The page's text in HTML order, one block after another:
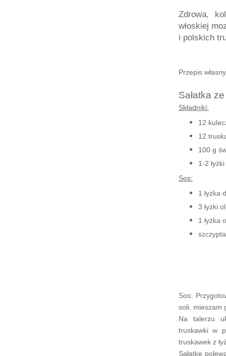
Zdrowa,
włoskiej
i polskich
Przepis własny
Sałatka
Składniki:
12
12
100 g
1-2
Sos:
1 łyżka
3 łyżki
1 łyżka
Sos:
soli, mieszam
Na talerzu
truskawki w
truskawek z
Sałatkę